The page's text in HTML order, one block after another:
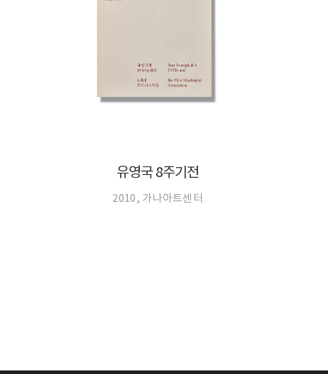
유영국 8주기전
2010, 가나아트센터